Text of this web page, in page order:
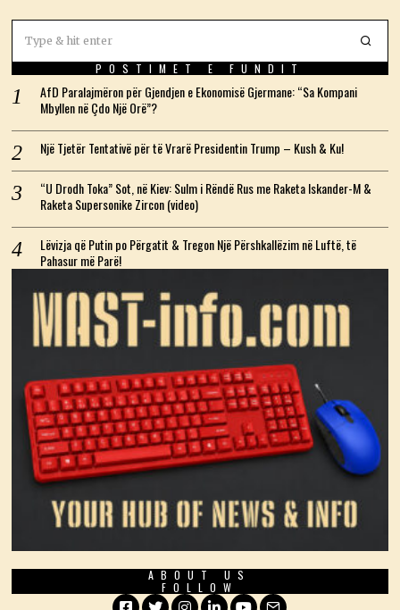
POSTIMET E FUNDIT
AfD Paralajmëron për Gjendjen e Ekonomisë Gjermane: “Sa Kompani
Mbyllen në Çdo Një Orë”?
Një Tjetër Tentativë për të Vrarë Presidentin Trump – Kush & Ku!
“U Drodh Toka” Sot, në Kiev: Sulm i Rëndë Rus me Raketa Iskander-M &
Raketa Supersonike Zircon (video)
Lëvizja që Putin po Përgatit & Tregon Një Përshkallëzim në Luftë, të
Pahasur më Parë!
ABOUT US
FOLLOW